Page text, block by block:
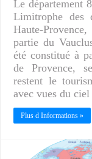
Le département
Limitrophe des
Haute-
partie du
été constitué à
de Provence,
restent le
avec vues du
Plus d Informations »